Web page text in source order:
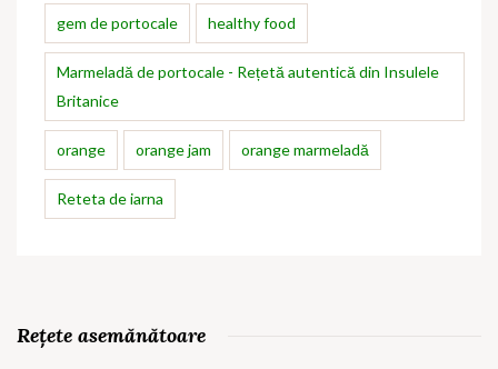
gem de portocale healthy food
Marmeladă de portocale - Rețetă autentică din Insulele
Britanice
orange orange jam orange marmeladă
Reteta de iarna
Rețete asemănătoare